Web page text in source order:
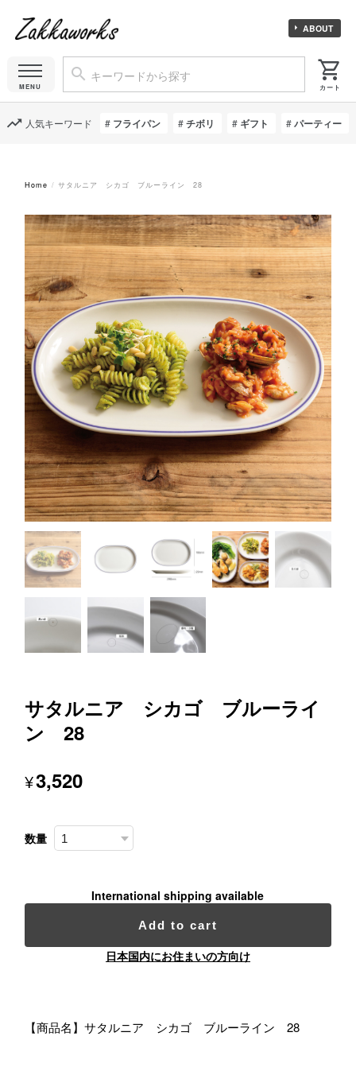
ABOUT
人気キーワード フライパン チボリ ギフト パーティー
Home サタルニア シカゴ ブルーライン 28
サタルニア シカゴ ブルーライ
ン 28
¥3,520
数量
International shipping available
Add to cart
日本国内にお住まいの方向け
【商品名】サタルニア シカゴ ブルーライン 28